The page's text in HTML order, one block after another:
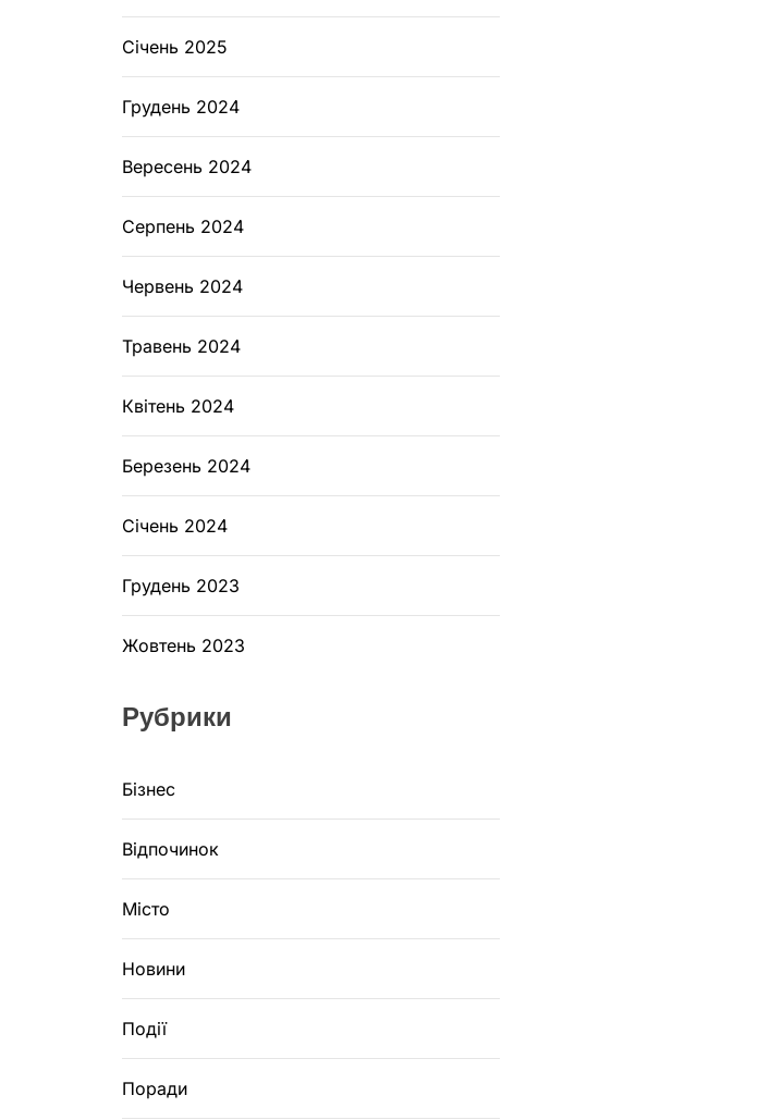
Січень 2025
Грудень 2024
Вересень 2024
Серпень 2024
Червень 2024
Травень 2024
Квітень 2024
Березень 2024
Січень 2024
Грудень 2023
Жовтень 2023
Рубрики
Бізнес
Відпочинок
Місто
Новини
Події
Поради